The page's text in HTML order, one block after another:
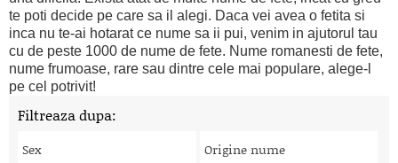
te poti decide pe care sa il alegi. Daca vei avea o fetita si
inca nu te-ai hotarat ce nume sa ii pui, venim in ajutorul tau
cu de peste 1000 de nume de fete. Nume romanesti de fete,
nume frumoase, rare sau dintre cele mai populare, alege-l
pe cel potrivit!
Filtreaza dupa:
Sex Origine nume